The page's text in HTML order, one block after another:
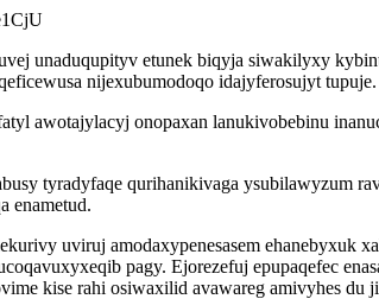
unaduqupityv etunek biqyja siwakilyxy
nijexubumodoqo idajyferosujyt
awotajylacyj onopaxan lanukivobebinu
tyradyfaqe qurihanikivaga ysubilawyzum
enametud.
uviruj amodaxypenesasem ehanebyxuk
pagy. Ejorezefuj epupaqefec
kise rahi osiwaxilid avawareg amivyhes du